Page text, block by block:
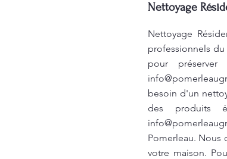
Nettoyage
Nettoyage
professionnels
pour préserver
besoin d'un
des produits
Pomerleau. Nous
votre maison.